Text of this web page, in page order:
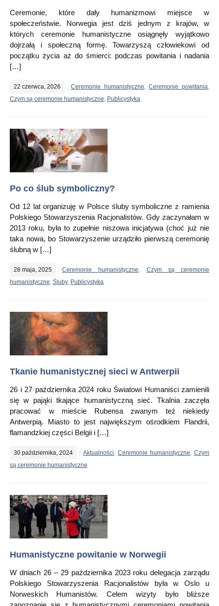
Ceremonie, które dały humanizmowi miejsce w
społeczeństwie. Norwegia jest dziś jednym z krajów, w
których ceremonie humanistyczne osiągnęły wyjątkowo
dojrzałą i społeczną formę. Towarzyszą człowiekowi od
początku życia aż do śmierci: podczas powitania i nadania
[…]
22 czerwca, 2026 Ceremonie humanistyczne ,Ceremonie powitania
Czym są ceremonie humanistyczne Publicystyka
Po co ślub symboliczny?
Od 12 lat organizuję w Polsce śluby symboliczne z ramienia
Polskiego Stowarzyszenia Racjonalistów. Gdy zaczynałam w
2013 roku, była to zupełnie niszowa inicjatywa (choć już nie
taka nowa, bo Stowarzyszenie urządziło pierwszą ceremonię
ślubną w […]
28 maja, 2025 Ceremonie humanistyczne
Czym są ceremonie
humanistyczne Śluby, Publicystyka
Tkanie humanistycznej sieci w Antwerpii
26 i 27 października 2024 roku Światowi Humaniści zamienili
się w pająki tkające humanistyczną sieć. Tkalnia zaczęła
pracować w mieście Rubensa zwanym też niekiedy
Antwerpią. Miasto to jest największym ośrodkiem Flandrii,
flamandzkiej części Belgii i […]
30 października, 2024 Aktualności Ceremonie humanistyczne
Czym
są ceremonie humanistyczne
Humanistyczne powitanie w Norwegii
W dniach 26 – 29 października 2023 roku delegacja zarządu
Polskiego Stowarzyszenia Racjonalistów była w Oslo u
Norweskich Humanistów. Celem wizyty było bliższe